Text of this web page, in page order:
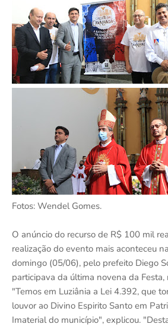
Fotos: Wendel Gomes.
O anúncio do recurso de R$ 100 mil
realização do evento mais aconteceu
domingo (05/06), pelo prefeito Diego
participava da última novena da Festa,
"Temos em Luziânia a Lei 4.392, que
louvor ao Divino Espirito Santo em
Imaterial do município", explicou.